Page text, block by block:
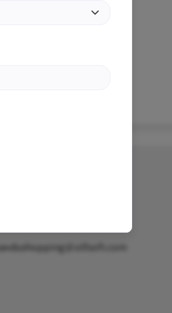
savdushopping@olfsoft.com